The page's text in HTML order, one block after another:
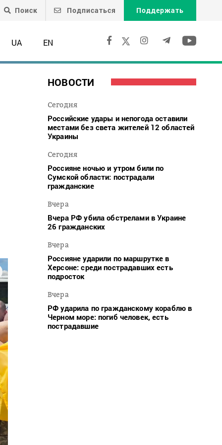
Поиск Подписаться Поддержать
UA EN
НОВОСТИ
Сегодня
Российские удары и непогода оставили
местами без света жителей 12 областей
Украины
Сегодня
Россияне ночью и утром били по
Сумской области: пострадали
гражданские
Вчера
Вчера РФ убила обстрелами в Украине
26 гражданских
Вчера
Россияне ударили по маршрутке в
Херсоне: среди пострадавших есть
подросток
Вчера
РФ ударила по гражданскому кораблю в
Черном море: погиб человек, есть
пострадавшие